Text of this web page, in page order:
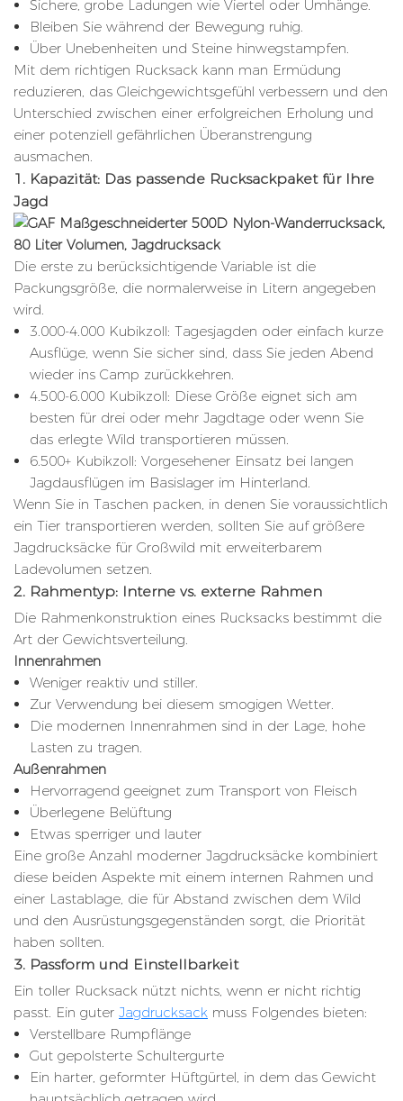
Sichere, grobe Ladungen wie Viertel oder Umhänge.
Bleiben Sie während der Bewegung ruhig.
Über Unebenheiten und Steine ​​hinwegstampfen.
Mit dem richtigen Rucksack kann man Ermüdung
reduzieren, das Gleichgewichtsgefühl verbessern und den
Unterschied zwischen einer erfolgreichen Erholung und
einer potenziell gefährlichen Überanstrengung
ausmachen.
1. Kapazität: Das passende Rucksackpaket für Ihre
Jagd
Die erste zu berücksichtigende Variable ist die
Packungsgröße, die normalerweise in Litern angegeben
wird.
3.000-4.000 Kubikzoll: Tagesjagden oder einfach kurze
Ausflüge, wenn Sie sicher sind, dass Sie jeden Abend
wieder ins Camp zurückkehren.
4.500-6.000 Kubikzoll: Diese Größe eignet sich am
besten für drei oder mehr Jagdtage oder wenn Sie
das erlegte Wild transportieren müssen.
6.500+ Kubikzoll: Vorgesehener Einsatz bei langen
Jagdausflügen im Basislager im Hinterland.
Wenn Sie in Taschen packen, in denen Sie voraussichtlich
ein Tier transportieren werden, sollten Sie auf größere
Jagdrucksäcke für Großwild mit erweiterbarem
Ladevolumen setzen.
2. Rahmentyp: Interne vs. externe Rahmen
Die Rahmenkonstruktion eines Rucksacks bestimmt die
Art der Gewichtsverteilung.
Innenrahmen
Weniger reaktiv und stiller.
Zur Verwendung bei diesem smogigen Wetter.
Die modernen Innenrahmen sind in der Lage, hohe
Lasten zu tragen.
Außenrahmen
Hervorragend geeignet zum Transport von Fleisch
Überlegene Belüftung
Etwas sperriger und lauter
Eine große Anzahl moderner Jagdrucksäcke kombiniert
diese beiden Aspekte mit einem internen Rahmen und
einer Lastablage, die für Abstand zwischen dem Wild
und den Ausrüstungsgegenständen sorgt, die Priorität
haben sollten.
3. Passform und Einstellbarkeit
Ein toller Rucksack nützt nichts, wenn er nicht richtig
passt. Ein guter Jagdrucksack muss Folgendes bieten:
Verstellbare Rumpflänge
Gut gepolsterte Schultergurte
Ein harter, geformter Hüftgürtel, in dem das Gewicht